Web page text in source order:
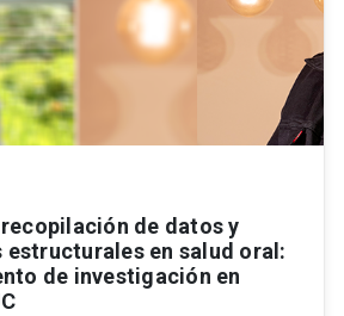
de datos y
en salud oral:
de investigación en